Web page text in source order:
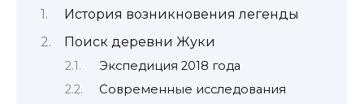
История возникновения легенды
Поиск деревни Жуки
Экспедиция 2018 года
Современные исследования